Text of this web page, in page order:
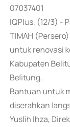
07037401
IQPlus, (12/3) -
TIMAH
untuk renovasi
Kabupaten
Belitung.
Bantuan untuk
diserahkan
Yuslih Ihza,